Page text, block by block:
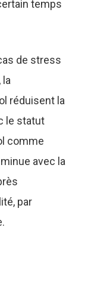
temps
de stress
réduisent la
le statut
comme
avec la
par